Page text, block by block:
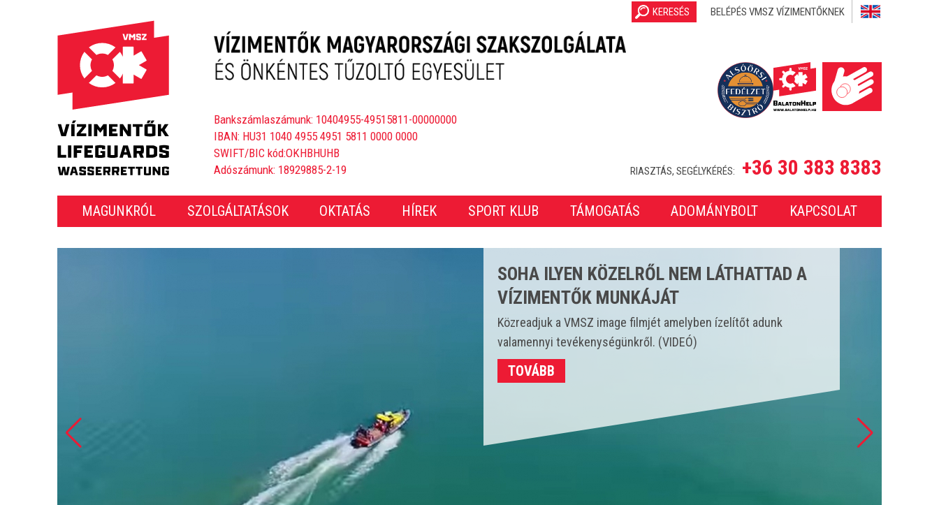
Bankszámlaszámunk: 10404955-49515811-00000000
IBAN: HU31 1040 4955 4951 5811 0000 0000
SWIFT/BIC kód:OKHBHUHB
Adószámunk: 18929885-2-19
KERESÉS BELÉPÉS VMSZ VÍZIMENTŐKNEK
RIASZTÁS, SEGÉLYKÉRÉS: +36 30 383 8383
MAGUNKRÓL SZOLGÁLTATÁSOK OKTATÁS HÍREK SPORT KLUB TÁMOGATÁS ADOMÁNYBOLT KAPCSOLAT
CSAKNEM 4000 ESETET LÁTTUNK EL A 2025-
ÖS STRANDSZEZONBAN
Idén 450 vízmentő kollégánk állt szolgálatba és csak a
strandokon összesen 3702 esetet látott el. (VIDEÓ)
TOVÁBB